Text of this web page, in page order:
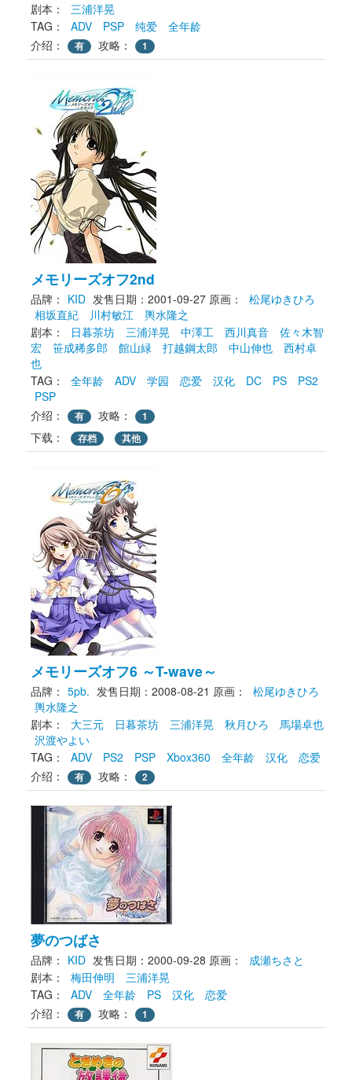
剧本：
三浦洋晃
TAG：
ADV PSP 纯爱
全年龄
介绍：
有 攻略： 1
メモリーズオフ2nd
品牌： KID 发售日期：2001-09-27 原画：
松尾ゆきひろ
相坂直紀
川村敏江
輿水隆之
剧本：
日暮茶坊 三浦洋晃 中澤工 西川真音
佐々木智
宏
笹成稀多郎 館山緑 打越鋼太郎 中山伸也
西村卓
也
TAG：
全年龄 ADV 学园 恋爱 汉化 DC PS
PS2
PSP
介绍：
有 攻略： 1
下载： 存档 其他
メモリーズオフ6 ～T-wave～
品牌： 5pb. 发售日期：2008-08-21 原画：
松尾ゆきひろ
輿水隆之
剧本：
大三元 日暮茶坊 三浦洋晃 秋月ひろ
馬場卓也
沢渡やよい
TAG：
ADV PS2 PSP Xbox360 全年龄 汉化
恋爱
介绍：
有 攻略： 2
夢のつばさ
品牌： KID 发售日期：2000-09-28 原画：
成瀬ちさと
剧本：
梅田伸明
三浦洋晃
TAG：
ADV 全年龄 PS 汉化
恋爱
介绍：
有 攻略： 1